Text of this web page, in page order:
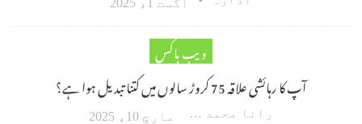
ویب باکس
آپ کا رہائشی علاقہ 75 کروڑ سالوں میں کتنا تبدیل ہوا ہے؟
رانا محمد امین اکبر مارچ 10، 2025